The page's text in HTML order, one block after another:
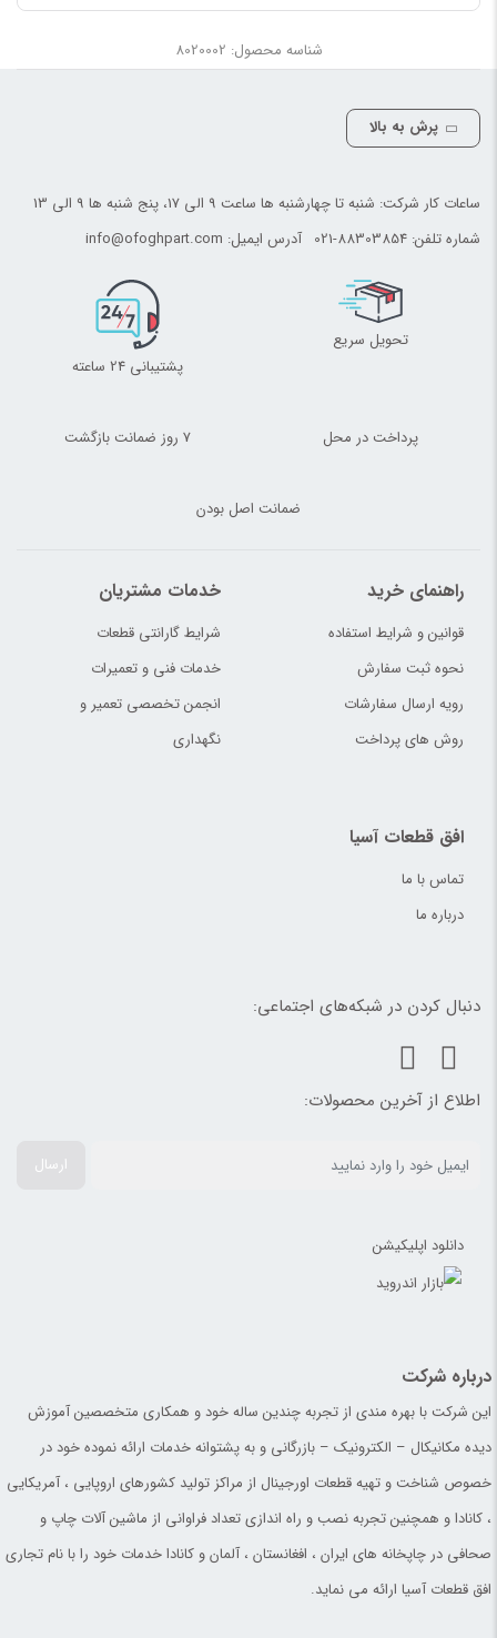
شناسه محصول: 8020002
پرش به بالا
ساعات کار شرکت: شنبه تا چهارشنبه ها ساعت 9 الی 17، پنج شنبه ها 9 الی 13
شماره تلفن: 021-88303854 آدرس ایمیل: info@ofoghpart.com
تحویل سریع
پشتیبانی 24 ساعته
پرداخت در محل 7 روز ضمانت بازگشت
ضمانت اصل بودن
راهنمای خرید
قوانین و شرایط استفاده
نحوه ثبت سفارش
رویه ارسال سفارشات
روش های پرداخت
خدمات مشتریان
شرایط گارانتی قطعات
خدمات فنی و تعمیرات
انجمن تخصصی تعمیر و
نگهداری
افق قطعات آسیا
تماس با ما
درباره ما
دنبال کردن در شبکه‌های اجتماعی:
اطلاع از آخرین محصولات:
ارسال
دانلود اپلیکیشن
درباره شرکت
این شرکت با بهره مندی از تجربه چندین ساله خود و همکاری متخصصین آموزش
دیده مکانیکال – الکترونیک – بازرگانی و به پشتوانه خدمات ارائه نموده خود در
خصوص شناخت و تهیه قطعات اورجینال از مراکز تولید کشورهای اروپایی ، آمریکایی
، کانادا و همچنین تجربه نصب و راه اندازی تعداد فراوانی از ماشین آلات چاپ و
صحافی در چاپخانه های ایران ، افغانستان ، آلمان و کانادا خدمات خود را با نام تجاری
افق قطعات آسیا ارائه می نماید.